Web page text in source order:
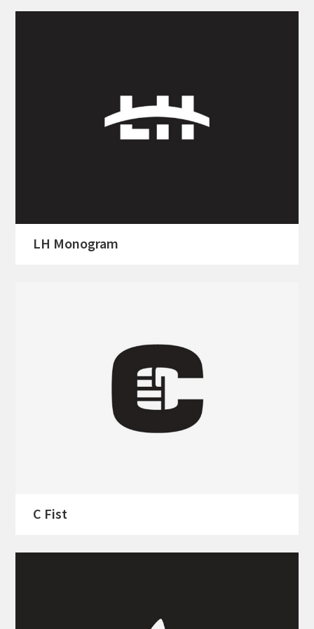
LH Monogram
C Fist